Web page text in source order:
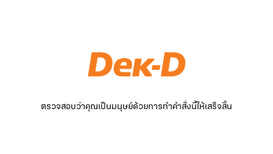
ตรวจสอบว่าคุณเป็นมนุษย์ด้วยการทำคำสั่งนี้ให้เสร็จสิ้น